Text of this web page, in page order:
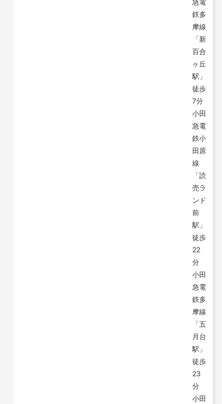
急電
鉄多
摩線
「新
百合
ヶ丘
駅」
徒歩
7分
小田
急電
鉄小
田原
線
「読
売ラ
ンド
前
駅」
徒歩
22
分
小田
急電
鉄多
摩線
「五
月台
駅」
徒歩
23
分
小田